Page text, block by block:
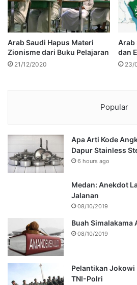
Arab Saudi Hapus Materi
Zionisme dari Buku Pelajaran
21/12/2020
Arab
dan
23/
Popular
Apa Arti Kode
Dapur Stainless
6 hours ago
Medan: Anekdot
Jalanan
08/10/2019
Buah Simalakama
08/10/2019
Pelantikan Jokowi
TNI-Polri